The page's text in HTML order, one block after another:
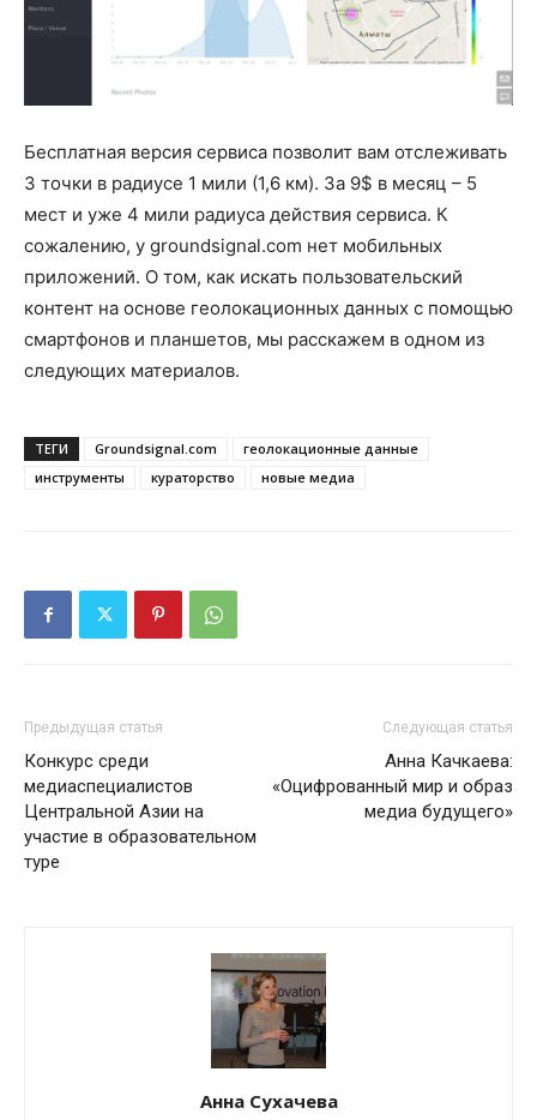
Бесплатная версия сервиса позволит вам отслеживать
3 точки в радиусе 1 мили (1,6 км). За 9$ в месяц – 5
мест и уже 4 мили радиуса действия сервиса. К
сожалению, у groundsignal.com нет мобильных
приложений. О том, как искать пользовательский
контент на основе геолокационных данных с помощью
смартфонов и планшетов, мы расскажем в одном из
следующих материалов.
ТЕГИ Groundsignal.com
геолокационные данные
инструменты
кураторство новые медиа
Предыдущая статья
Конкурс среди
медиаспециалистов
Центральной Азии на
участие в образовательном
туре
Следующая статья
Анна Качкаева:
«Оцифрованный мир и образ
медиа будущего»
Анна Сухачева